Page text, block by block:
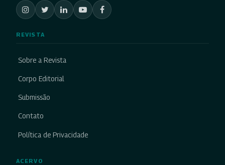
REVISTA
Sobre a Revista
Corpo Editorial
Submissão
Contato
Política de Privacidade
ACERVO